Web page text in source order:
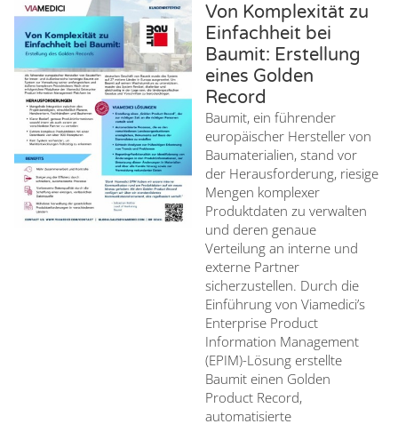
Von Komplexität zu
Einfachheit bei
Baumit: Erstellung
eines Golden
Record
Baumit, ein führender
europäischer Hersteller von
Baumaterialien, stand vor
der Herausforderung, riesige
Mengen komplexer
Produktdaten zu verwalten
und deren genaue
Verteilung an interne und
externe Partner
sicherzustellen. Durch die
Einführung von Viamedici’s
Enterprise Product
Information Management
(EPIM)-Lösung erstellte
Baumit einen Golden
Product Record,
automatisierte